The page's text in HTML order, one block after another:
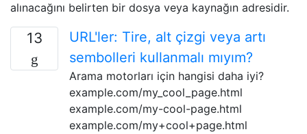
alınacağını belirten bir dosya veya kaynağın adresidir.
13
URL'ler: Tire, alt çizgi veya artı
sembolleri kullanmalı mıyım?
Arama motorları için hangisi daha iyi?
example.com/my_cool_page.html
example.com/my-cool-page.html
example.com/my+cool+page.html